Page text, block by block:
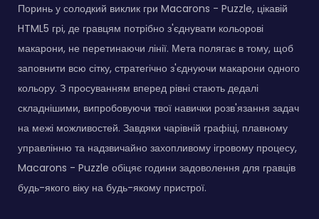
Поринь у солодкий виклик гри Macarons - Puzzle, цікавій
HTML5 грі, де гравцям потрібно з'єднувати кольорові
макарони, не перетинаючи лінії. Мета полягає в тому, щоб
заповнити всю сітку, стратегічно з'єднуючи макарони одного
кольору. З просуванням вперед рівні стають дедалі
складнішими, випробовуючи твої навички розв'язання задач
на межі можливостей. Завдяки чарівній графіці, плавному
управлінню та надзвичайно захопливому ігровому процесу,
Macarons - Puzzle обіцяє години задоволення для гравців
будь-якого віку на будь-якому пристрої.